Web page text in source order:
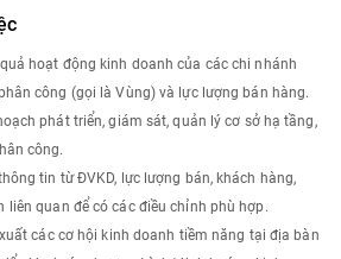
hoạt động kinh doanh của các chi nhánh
công (gọi là Vùng) và lực lượng bán hàng.
phát triển, giám sát, quản lý cơ sở hạ tầng,
công.
tin từ ĐVKD, lực lượng bán, khách hàng,
liên quan để có các điều chỉnh phù hợp.
các cơ hội kinh doanh tiềm năng tại địa bàn